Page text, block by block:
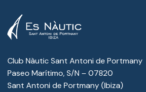
Club Nàutic Sant Antoni de Portmany
Paseo Marítimo, S/N – 07820
Sant Antoni de Portmany (Ibiza)